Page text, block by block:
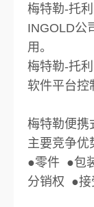
梅特勒-托
INGOLD公
用。
梅特勒-托
软件平台控
梅特勒便携
主要竞争优
●零件 ●包
分销权 ●